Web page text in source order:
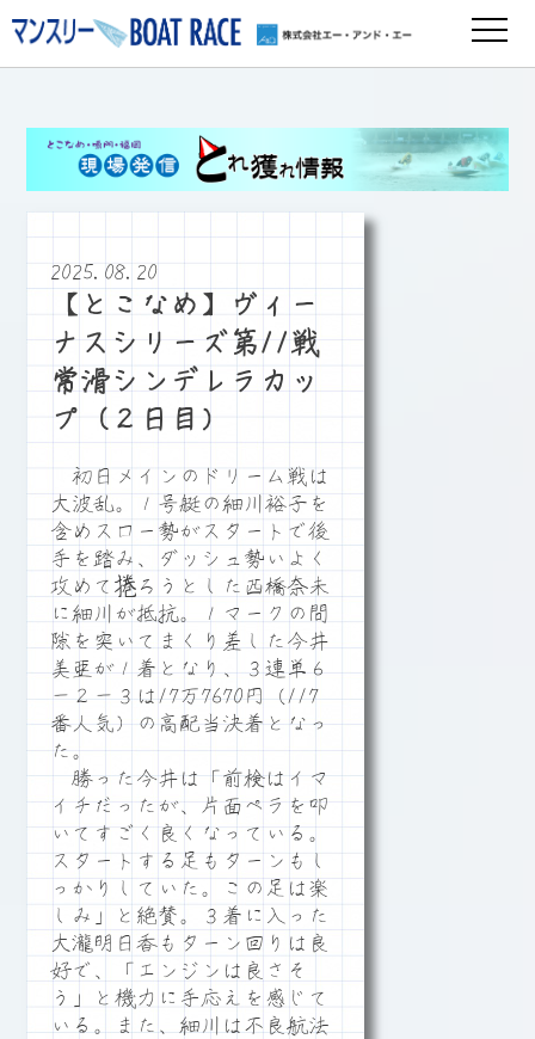
2025.08.20
【とこなめ】ヴィー
ナスシリーズ第11戦
常滑シンデレラカッ
プ（２日目）
初日メインのドリーム戦は
大波乱。１号艇の細川裕子を
含めスロー勢がスタートで後
手を踏み、ダッシュ勢いよく
攻めて捲ろうとした西橋奈未
に細川が抵抗。１マークの間
隙を突いてまくり差した今井
美亜が１着となり、３連単６
－２－３は17万7670円（117
番人気）の高配当決着となっ
た。
勝った今井は「前検はイマ
イチだったが、片面ペラを叩
いてすごく良くなっている。
スタートする足もターンもし
っかりしていた。この足は楽
しみ」と絶賛。３着に入った
大瀧明日香もターン回りは良
好で、「エンジンは良さそ
う」と機力に手応えを感じて
いる。また、細川は不良航法